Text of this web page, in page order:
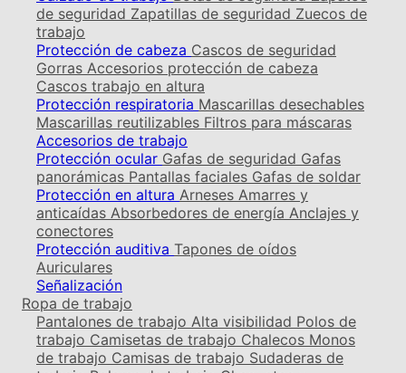
de seguridad Zapatillas de seguridad Zuecos de
trabajo
Protección de cabeza Cascos de seguridad
Gorras Accesorios protección de cabeza
Cascos trabajo en altura
Protección respiratoria Mascarillas desechables
Mascarillas reutilizables Filtros para máscaras
Accesorios de trabajo
Protección ocular Gafas de seguridad Gafas
panorámicas Pantallas faciales Gafas de soldar
Protección en altura Arneses Amarres y
anticaídas Absorbedores de energía Anclajes y
conectores
Protección auditiva Tapones de oídos
Auriculares
Señalización
Ropa de trabajo
Pantalones de trabajo Alta visibilidad Polos de
trabajo Camisetas de trabajo Chalecos Monos
de trabajo Camisas de trabajo Sudaderas de